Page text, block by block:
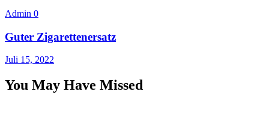
Admin 0
Guter Zigarettenersatz
Juli 15, 2022
You May Have Missed